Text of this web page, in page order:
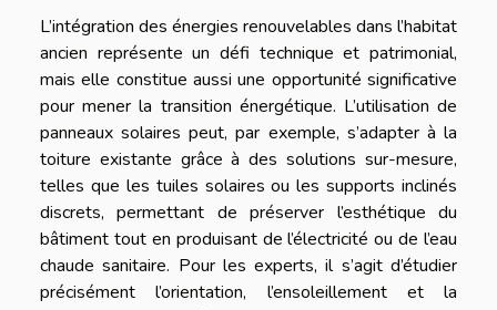
L’intégration des énergies renouvelables dans l’habitat
ancien représente un défi technique et patrimonial,
mais elle constitue aussi une opportunité significative
pour mener la transition énergétique. L’utilisation de
panneaux solaires peut, par exemple, s’adapter à la
toiture existante grâce à des solutions sur-mesure,
telles que les tuiles solaires ou les supports inclinés
discrets, permettant de préserver l’esthétique du
bâtiment tout en produisant de l’électricité ou de l’eau
chaude sanitaire. Pour les experts, il s’agit d’étudier
précisément l’orientation, l’ensoleillement et la